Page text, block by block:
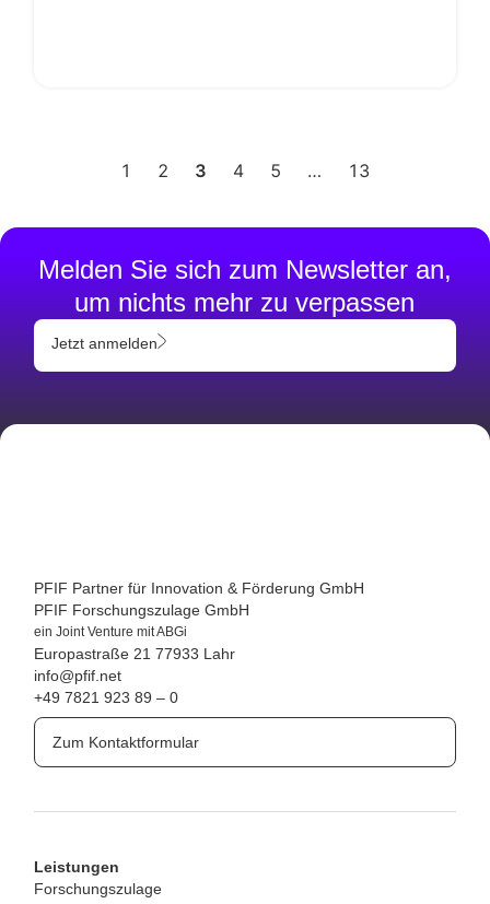
1 2 3 4 5 … 13
Melden Sie sich zum Newsletter an,
um nichts mehr zu verpassen
Jetzt anmelden
PFIF Partner für Innovation & Förderung GmbH
PFIF Forschungszulage GmbH
ein Joint Venture mit ABGi
Europastraße 2177933 Lahr
info@pfif.net
+49 7821 923 89 – 0
Zum Kontaktformular
Leistungen
Forschungszulage